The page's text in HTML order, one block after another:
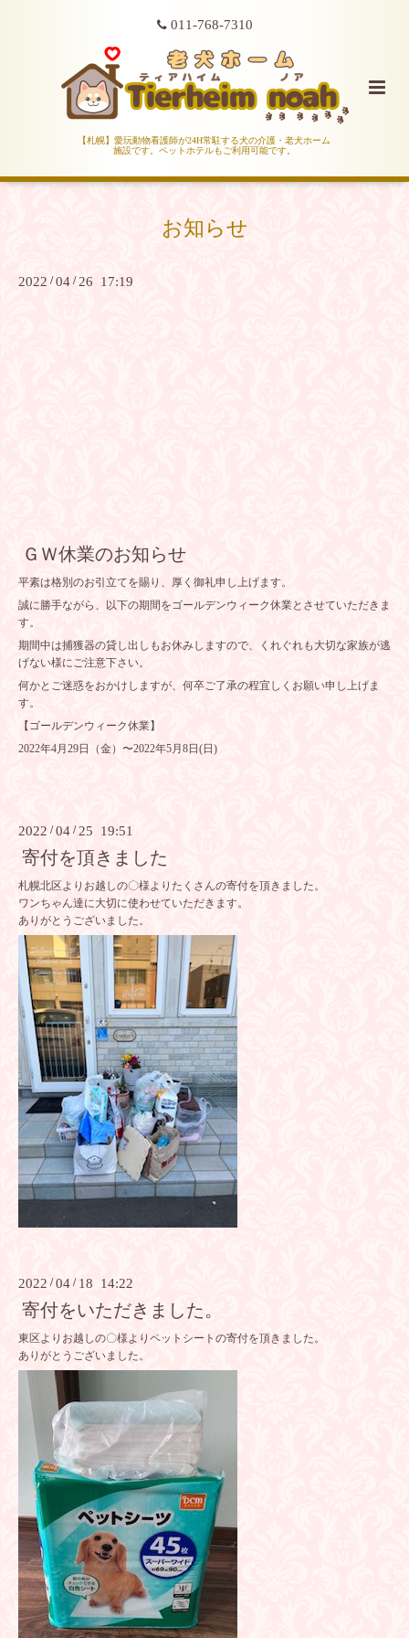
011-768-7310
【札幌】愛玩動物看護師が24H常駐する犬の介護・老犬ホーム
施設です。ペットホテルもご利用可能です。
お知らせ
2022 /04 / 26 17:19
ＧＷ休業のお知らせ
平素は格別のお引立てを賜り、厚く御礼申し上げます。
誠に勝手ながら、以下の期間をゴールデンウィーク休業とさせていただきま
す。
期間中は捕獲器の貸し出しもお休みしますので、くれぐれも大切な家族が逃
げない様にご注意下さい。
何かとご迷惑をおかけしますが、何卒ご了承の程宜しくお願い申し上げま
す。
【ゴールデンウィーク休業】
2022年4月29日（金）〜2022年5月8日(日)
2022 /04 /25 19:51
寄付を頂きました
札幌北区よりお越しの〇様よりたくさんの寄付を頂きました。
ワンちゃん達に大切に使わせていただきます。
ありがとうございました。
2022 /04 / 18 14:22
寄付をいただきました。
東区よりお越しの〇様よりペットシートの寄付を頂きました。
ありがとうございました。